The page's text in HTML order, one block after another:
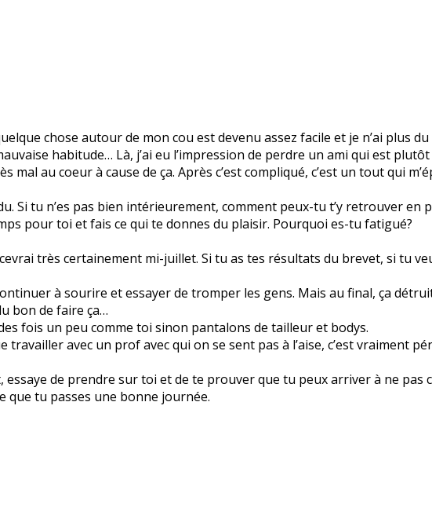
chose autour de mon cou est devenu assez facile et je n’ai plus
habitude… Là, j’ai eu l’impression de perdre un ami qui est
au coeur à cause de ça. Après c’est compliqué, c’est un tout qui
Si tu n’es pas bien intérieurement, comment peux-tu t’y retrouver en
pour toi et fais ce qui te donnes du plaisir. Pourquoi es-tu fatigué?
très certainement mi-juillet. Si tu as tes résultats du brevet, si tu
à sourire et essayer de tromper les gens. Mais au final, ça
bon de faire ça…
fois un peu comme toi sinon pantalons de tailleur et bodys.
avec un prof avec qui on se sent pas à l’aise, c’est vraiment
essaye de prendre sur toi et de te prouver que tu peux arriver à ne pas
que tu passes une bonne journée.